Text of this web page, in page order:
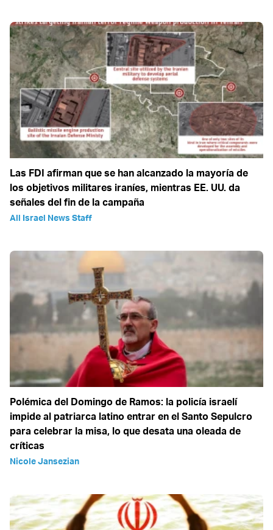
Las FDI afirman que se han alcanzado la mayoría de
los objetivos militares iraníes, mientras EE. UU. da
señales del fin de la campaña
All Israel News Staff
Polémica del Domingo de Ramos: la policía israelí
impide al patriarca latino entrar en el Santo Sepulcro
para celebrar la misa, lo que desata una oleada de
críticas
Nicole Jansezian